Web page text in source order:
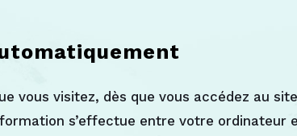
vous visitez, dès que vous accédez au
s’effectue entre votre ordinateur